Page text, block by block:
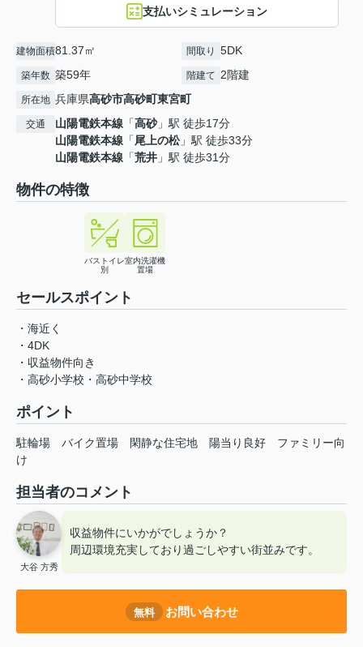
支払いシミュレーション
建物面積81.37㎡ 間取り 5DK
築年数 築59年 階建て 2階建
所在地 兵庫県高砂市高砂町東宮町
交通 山陽電鉄本線 「高砂」駅 徒歩17分
山陽電鉄本線 「尾上の松」駅 徒歩33分
山陽電鉄本線 「荒井 」駅 徒歩31分
物件の特徴
バストイレ
別
室内洗濯機
置場
セールスポイント
・海近く
・4DK
・収益物件向き
・高砂小学校・高砂中学校
ポイント
駐輪場 バイク置場 閑静な住宅地 陽当り良好
ファミリー向
け
担当者のコメント
大谷 方秀
収益物件にいかがでしょうか？
周辺環境充実しており過ごしやすい街並みです。
無料 お問い合わせ